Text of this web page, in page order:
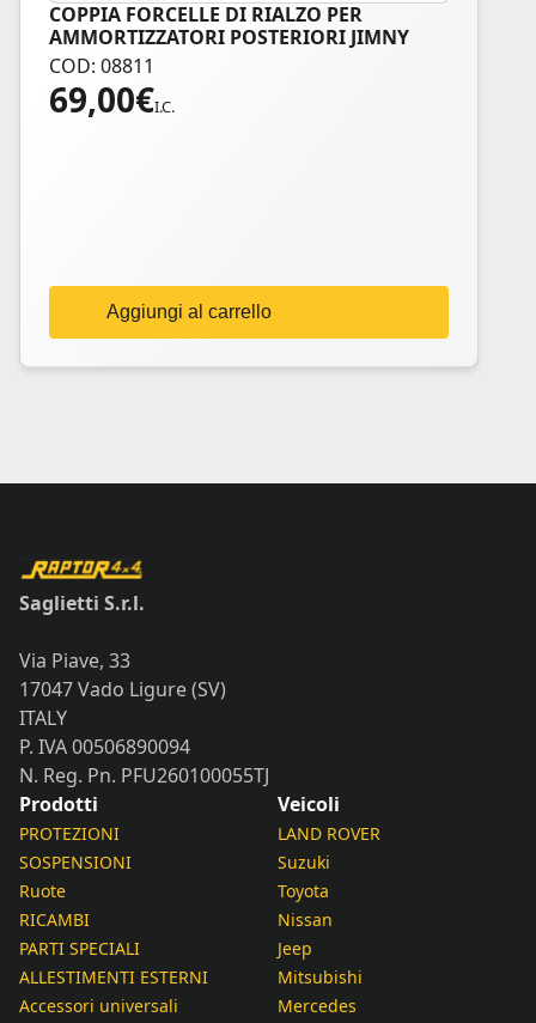
COPPIA FORCELLE DI RIALZO PER
AMMORTIZZATORI POSTERIORI JIMNY
COD: 08811
69,00€I.C.
Aggiungi al carrello
Saglietti S.r.l.
Via Piave, 33
17047 Vado Ligure (SV)
ITALY
P. IVA 00506890094
N. Reg. Pn. PFU260100055TJ
Prodotti
PROTEZIONI
SOSPENSIONI
Ruote
RICAMBI
PARTI SPECIALI
ALLESTIMENTI ESTERNI
Accessori universali
Veicoli
LAND ROVER
Suzuki
Toyota
Nissan
Jeep
Mitsubishi
Mercedes